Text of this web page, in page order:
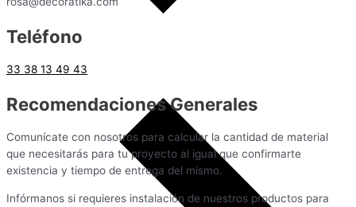
Teléfono
33 38 13 49 43
Recomendaciones Generales
Comunícate con nosotros para calcular la cantidad de material
que necesitarás para tu proyecto al igual que confirmarte
existencia y tiempo de entrega del mismo.
Infórmanos si requieres instalación de nuestros productos para